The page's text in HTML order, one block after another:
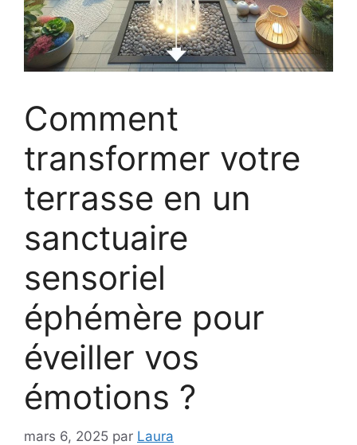
Comment
transformer votre
terrasse en un
sanctuaire
sensoriel
éphémère pour
éveiller vos
émotions ?
mars 6, 2025 par Laura